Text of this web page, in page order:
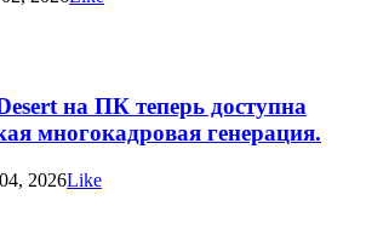
на ПК теперь доступна
многокадровая генерация.
2026Like